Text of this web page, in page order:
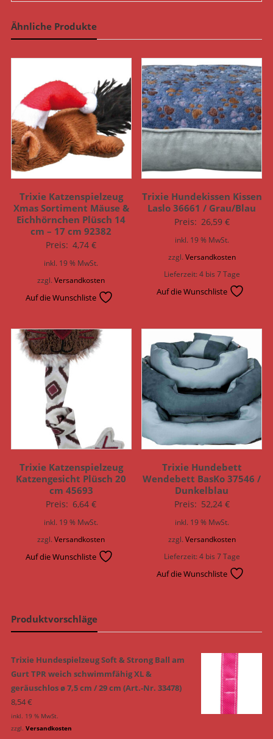
Ähnliche Produkte
Trixie Katzenspielzeug
Xmas Sortiment Mäuse &
Eichhörnchen Plüsch 14
cm – 17 cm 92382
Preis: 4,74€
inkl. 19 % MwSt.
zzgl.Versandkosten
Auf die Wunschliste
Trixie Hundekissen Kissen
Laslo 36661 / Grau/Blau
Preis: 26,59 €
inkl. 19 % MwSt.
zzgl. Versandkosten
Lieferzeit:4 bis 7 Tage
Auf die Wunschliste
Trixie Katzenspielzeug
Katzengesicht Plüsch 20
cm 45693
Preis: 6,64€
inkl. 19 % MwSt.
zzgl.Versandkosten
Auf die Wunschliste
Trixie Hundebett
Wendebett BasKo 37546 /
Dunkelblau
Preis: 52,24 €
inkl. 19 % MwSt.
zzgl. Versandkosten
Lieferzeit:4 bis 7 Tage
Auf die Wunschliste
Produktvorschläge
Trixie Hundespielzeug Soft & Strong Ball am
Gurt TPR weich schwimmfähig XL &
geräuschlos ø 7,5 cm / 29 cm (Art.-Nr. 33478)
8,54€
inkl. 19 % MwSt.
zzgl. Versandkosten